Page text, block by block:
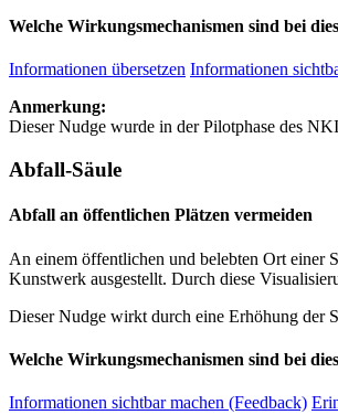
Welche Wirkungsmechanismen sind bei
Informationen übersetzen Informationen
Anmerkung:
Dieser Nudge wurde in der Pilotphase des
Abfall-Säule
Abfall an öffentlichen Plätzen vermeiden
An einem öffentlichen und belebten Ort einer
Kunstwerk ausgestellt. Durch diese
Dieser Nudge wirkt durch eine Erhöhung der
Welche Wirkungsmechanismen sind bei
Informationen sichtbar machen (Feedback)